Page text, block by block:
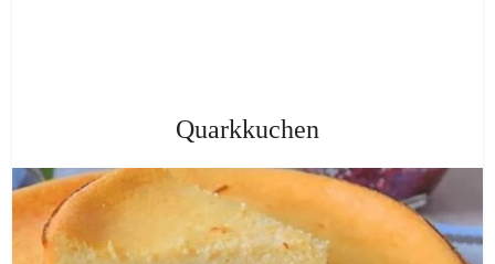
Quarkkuchen